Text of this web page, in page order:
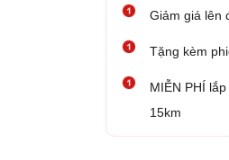
Giảm giá lên
Tặng kèm
MIỄN PHÍ
15km